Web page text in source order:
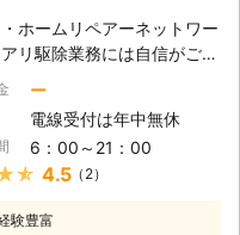
ンザイシロアリの発生が目
います。当社は近年増えて
のシロアリ駆除にも豊富な
ますので、ご依頼いただけ
査とシロアリ駆除を行い、
不安を残さない安心のサービ
させていただきます。
ホームリペアーネットワー
リ駆除業務には自信がござ
シロアリでお困りのお客様に
いない安全な空間を提供す
の役割です。家の中でシロ
して心配・シロアリの被害
けたような痕跡があるな
親身になって対応させてい
ー
電線受付は年中無休
6：00～21：00
4.5（2）
験豊富